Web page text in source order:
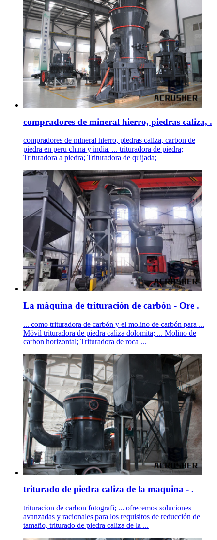
compradores de mineral hierro, piedras caliza, .
compradores de mineral hierro, piedras caliza, carbon de
piedra en peru china y india. ... trituradora de piedra;
Trituradora a piedra; Trituradora de quijada;
La máquina de trituración de carbón - Ore .
... como trituradora de carbón y el molino de carbón para ...
Móvil trituradora de piedra caliza dolomita; ... Molino de
carbon horizontal; Trituradora de roca ...
triturado de piedra caliza de la maquina - .
trituracion de carbon fotografi; ... ofrecemos soluciones
avanzadas y racionales para los requisitos de reducción de
tamaño, triturado de piedra caliza de la ...